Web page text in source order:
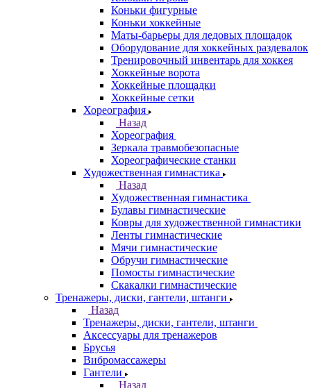
Коньки фигурные
Коньки хоккейные
Маты-барьеры для ледовых площадок
Оборудование для хоккейных раздевалок
Тренировочный инвентарь для хоккея
Хоккейные ворота
Хоккейные площадки
Хоккейные сетки
Хореография
Назад
Хореография
Зеркала травмобезопасные
Хореографические станки
Художественная гимнастика
Назад
Художественная гимнастика
Булавы гимнастические
Ковры для художественной гимнастики
Ленты гимнастические
Мячи гимнастические
Обручи гимнастические
Помосты гимнастические
Скакалки гимнастические
Тренажеры, диски, гантели, штанги
Назад
Тренажеры, диски, гантели, штанги
Аксессуары для тренажеров
Брусья
Вибромассажеры
Гантели
Назад